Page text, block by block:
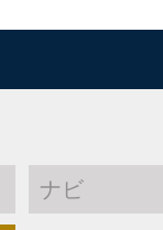
ナビ